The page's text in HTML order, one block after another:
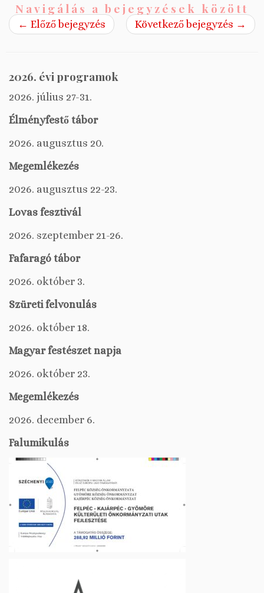
Navigálás a bejegyzések között
← Előző bejegyzés Következő bejegyzés →
2026. évi programok
2026. július 27-31.
Élményfestő tábor
2026. augusztus 20.
Megemlékezés
2026. augusztus 22-23.
Lovas fesztivál
2026. szeptember 21-26.
Fafaragó tábor
2026. október 3.
Szüreti felvonulás
2026. október 18.
Magyar festészet napja
2026. október 23.
Megemlékezés
2026. december 6.
Falumikulás